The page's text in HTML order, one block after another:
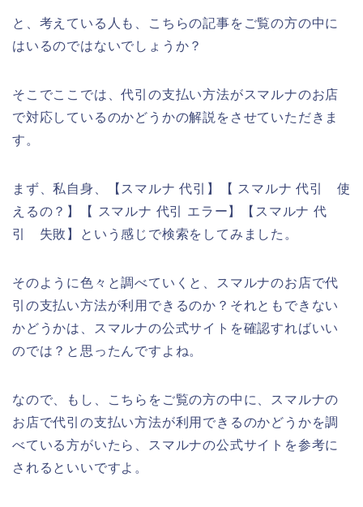
と、考えている人も、こちらの記事をご覧の方の中に
はいるのではないでしょうか？
そこでここでは、代引の支払い方法がスマルナのお店
で対応しているのかどうかの解説をさせていただきま
す。
まず、私自身、【スマルナ 代引】【 スマルナ 代引 使
えるの？】【 スマルナ 代引 エラー】【スマルナ 代
引 失敗】という感じで検索をしてみました。
そのように色々と調べていくと、スマルナのお店で代
引の支払い方法が利用できるのか？それともできない
かどうかは、スマルナの公式サイトを確認すればいい
のでは？と思ったんですよね。
なので、もし、こちらをご覧の方の中に、スマルナの
お店で代引の支払い方法が利用できるのかどうかを調
べている方がいたら、スマルナの公式サイトを参考に
されるといいですよ。